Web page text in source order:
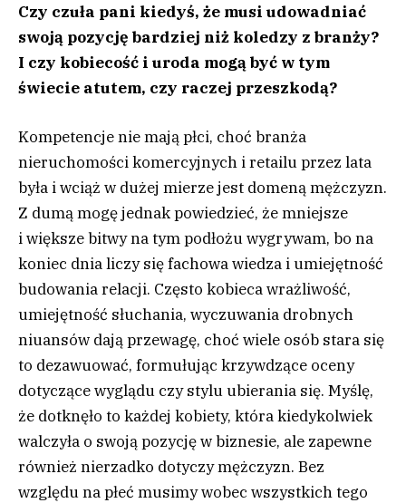
Czy czuła pani kiedyś, że musi udowadniać
swoją pozycję bardziej niż koledzy z branży?
I czy kobiecość i uroda mogą być w tym
świecie atutem, czy raczej przeszkodą?
Kompetencje nie mają płci, choć branża
nieruchomości komercyjnych i retailu przez lata
była i wciąż w dużej mierze jest domeną mężczyzn.
Z dumą mogę jednak powiedzieć, że mniejsze
i większe bitwy na tym podłożu wygrywam, bo na
koniec dnia liczy się fachowa wiedza i umiejętność
budowania relacji. Często kobieca wrażliwość,
umiejętność słuchania, wyczuwania drobnych
niuansów dają przewagę, choć wiele osób stara się
to dezawuować, formułując krzywdzące oceny
dotyczące wyglądu czy stylu ubierania się. Myślę,
że dotknęło to każdej kobiety, która kiedykolwiek
walczyła o swoją pozycję w biznesie, ale zapewne
również nierzadko dotyczy mężczyzn. Bez
względu na płeć musimy wobec wszystkich tego